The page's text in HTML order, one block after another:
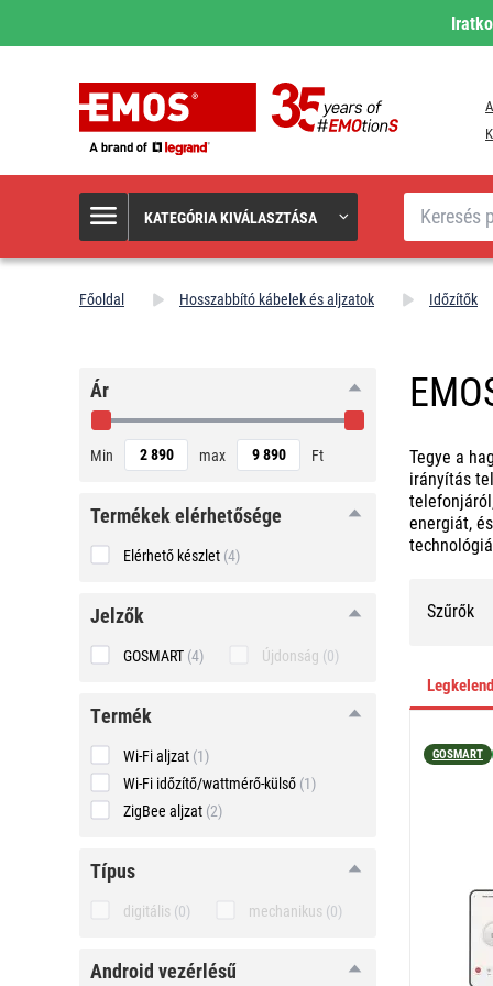
KATEGÓRIA KIVÁLASZTÁSA
Keresés
Főoldal Hosszabbító kábelek és aljzatok Időzítők
Ár
Min max Ft
Termékek elérhetősége
Elérhető készlet (4)
Jelzők
GOSMART (4) Újdonság (0)
termék
termék
Wi-Fi aljzat (1)
Wi-Fi időzítő/wattmérő-külső (1)
ZigBee aljzat (2)
típustípus
digitális (0) mechanikus (0)
Android
Android vezérlésű
Tegye a
irányítás
energiát,
Szűrők
GOSMART